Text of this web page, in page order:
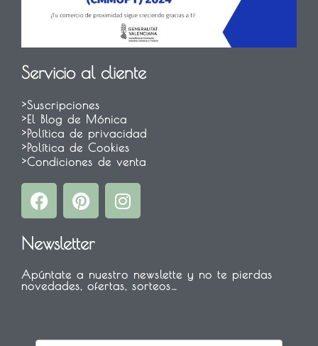
Servicio al cliente
>Suscripciones
>El Blog de Mónica
>Política de privacidad
>Política de Cookies
>Condiciones de venta
F
a
e
o
o
P
i
t
r
e
I
n
g
r
Newsletter
Apúntate a nuestro newslette y no te pierdas
novedades, ofertas, sorteos…